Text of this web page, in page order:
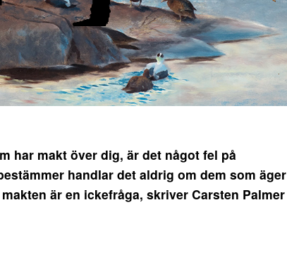
har makt över dig, är det något fel på
handlar det aldrig om dem som äger
är en ickefråga, skriver Carsten Palmer